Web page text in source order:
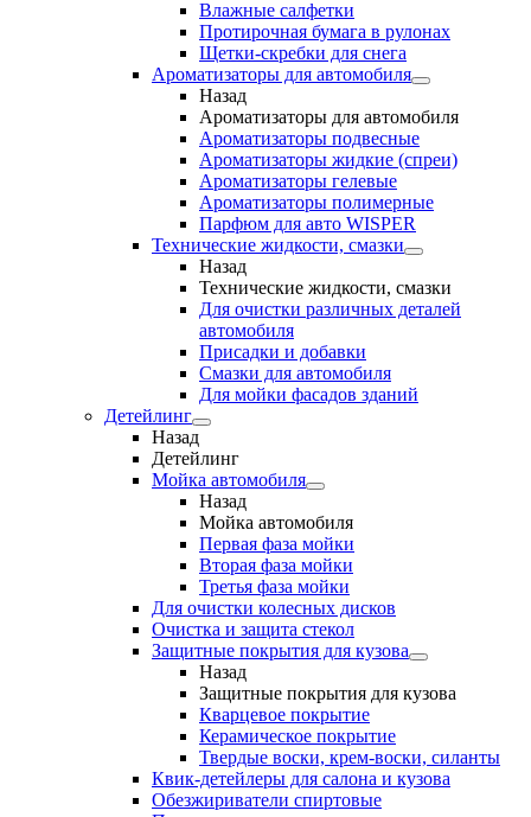
Влажные салфетки
Протирочная бумага в рулонах
Щетки-скребки для снега
Ароматизаторы для автомобиля
Назад
Ароматизаторы для автомобиля
Ароматизаторы подвесные
Ароматизаторы жидкие (спреи)
Ароматизаторы гелевые
Ароматизаторы полимерные
Парфюм для авто WISPER
Технические жидкости, смазки
Назад
Технические жидкости, смазки
Для очистки различных деталей
автомобиля
Присадки и добавки
Смазки для автомобиля
Для мойки фасадов зданий
Детейлинг
Назад
Детейлинг
Мойка автомобиля
Назад
Мойка автомобиля
Первая фаза мойки
Вторая фаза мойки
Третья фаза мойки
Для очистки колесных дисков
Очистка и защита стекол
Защитные покрытия для кузова
Назад
Защитные покрытия для кузова
Кварцевое покрытие
Керамическое покрытие
Твердые воски, крем-воски, силанты
Квик-детейлеры для салона и кузова
Обезжириватели спиртовые